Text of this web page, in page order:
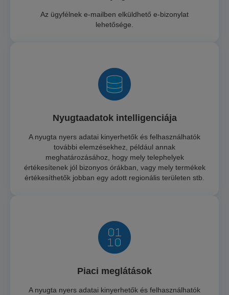
Az ügyfélnek e-mailben elküldhető e-bizonylat
lehetősége.
Nyugtaadatok intelligenciája
A nyugta nyers adatai kinyerhetők és felhasználhatók
további elemzésekhez, például annak
meghatározásához, hogy mely telephelyek
értékesítenek jól bizonyos órákban, vagy mely termékek
értékesíthetők jobban egy adott regionális területen stb.
Piaci meglátások
A nyugta nyers adatai kinyerhetők és felhasználhatók